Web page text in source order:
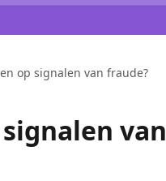
op signalen van fraude?
van